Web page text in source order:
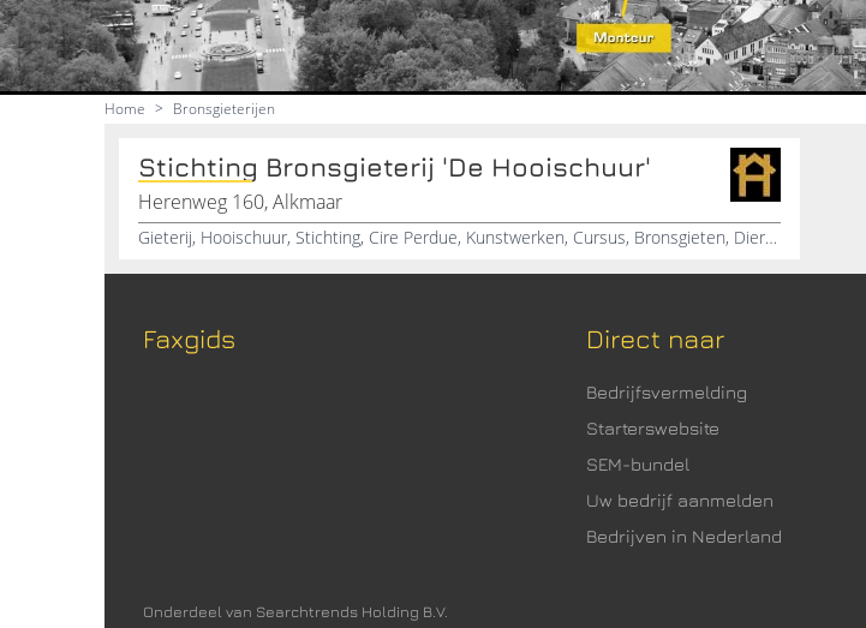
Home > Bronsgieterijen
Stichting Bronsgieterij 'De Hooischuur'
Herenweg 160, Alkmaar
Gieterij, Hooischuur, Stichting, Cire Perdue, Kunstwerken, Cursus, Bronsgieten, Dierbare Herinneringen, Urnen
Faxgids
Onderdeel van Searchtrends Holding B.V.
Direct naar
Bedrijfsvermelding
Starterswebsite
SEM-bundel
Uw bedrijf aanmelden
Bedrijven in Nederland